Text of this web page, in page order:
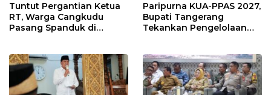
Tuntut Pergantian Ketua
RT, Warga Cangkudu
Pasang Spanduk di
Paripurna KUA-PPAS 2027,
Bupati Tangerang
Tekankan Pengelolaan